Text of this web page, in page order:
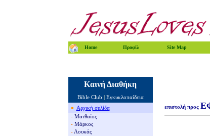
Home Προφίλ Site Map
Καινή Διαθήκη
Bible Club
Εγκυκλοπαίδεια
Αρχική σελίδα
- Ματθαίος
- Μάρκος
- Λουκάς
επιστολή προς